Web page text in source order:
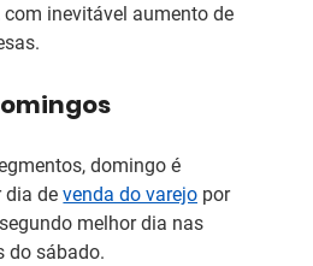
com inevitável aumento de
domingo é
dia de venda do varejo por
melhor dia nas
do sábado.